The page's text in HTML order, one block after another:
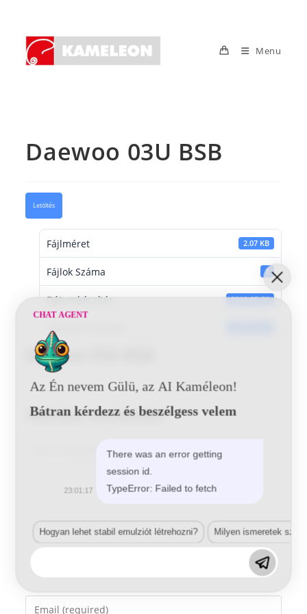
content
Menu
Daewoo 03U BSB
Letöltés
Fájlméret 2.07 KB
Fájlok Száma 1
Dátumkészítés 2016-05-30
Utoljára frissített
Daewoo 03U BSB
Vélemény, hozzászólás?
your
name
Enter
CHAT AGENT
Az Én nevem Gülü, az AI Kaméleon!
Bátran kérdezz és beszélgess velem
There was an error getting
session id.
TypeError: Failed to fetch
23:01:17
Hogyan lehet stabil emulziót létrehozni? Milyen ismeretek